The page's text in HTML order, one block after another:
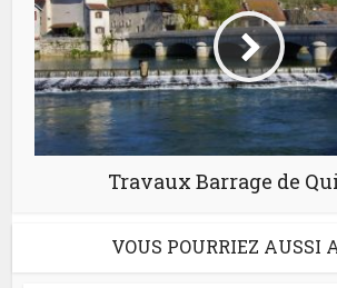
Travaux Barrage de
VOUS POURRIEZ AUSSI